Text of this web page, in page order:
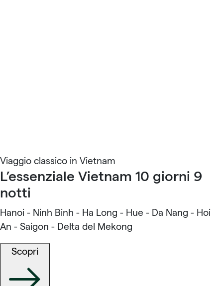
Viaggio classico in Vietnam
L’essenziale Vietnam 10 giorni 9
notti
Hanoi - Ninh Binh - Ha Long - Hue - Da Nang - Hoi
An - Saigon - Delta del Mekong
Scopri